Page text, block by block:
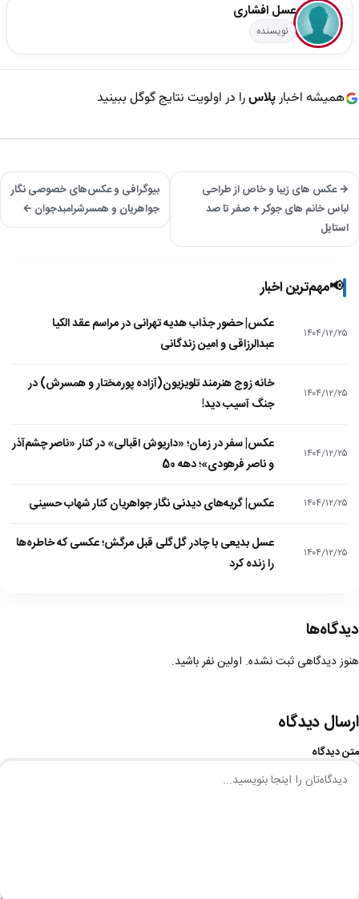
عسل افشاری
نویسنده
همیشه اخبارپلاسرا در اولویت نتایج گوگل ببینید
→ عکس های زیبا و خاص از طراحی
لباس خانم های جوکر + صفر تا صد
استایل
بیوگرافی و عکس‌های خصوصی نگار
جواهریان و همسرشرامبدجوان ←
📢مهم‌ترین اخبار
۱۴۰۴/۱۲/۲۵
عکس| حضور جذاب هدیه تهرانی در مراسم عقد الکیا
عبدالرزاقی و امین زندگانی
۱۴۰۴/۱۲/۲۵
خانه زوج هنرمند تلویزیون(آزاده پورمختار و همسرش) در
جنگ آسیب دید!
۱۴۰۴/۱۲/۲۵
عکس| سفر در زمان؛ «داریوش اقبالی» در کنار «ناصر چشم‌آذر
و ناصر فرهودی»؛ دهه 50
۱۴۰۴/۱۲/۲۵ عکس| گریه‌های دیدنی نگار جواهریان کنار شهاب حسینی
۱۴۰۴/۱۲/۲۵
عسل بدیعی با چادر گل‌گلی قبل مرگش؛ عکسی که خاطره‌ها
را زنده کرد
دیدگاه‌ها
هنوز دیدگاهی ثبت نشده. اولین نفر باشید.
ارسال دیدگاه
متن دیدگاه